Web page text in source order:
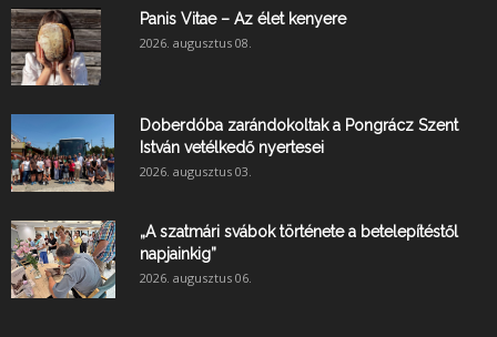
Panis Vitae – Az élet kenyere
2026. augusztus 08.
Doberdóba zarándokoltak a Pongrácz Szent
István vetélkedő nyertesei
2026. augusztus 03.
„A szatmári svábok története a betelepítéstől
napjainkig”
2026. augusztus 06.